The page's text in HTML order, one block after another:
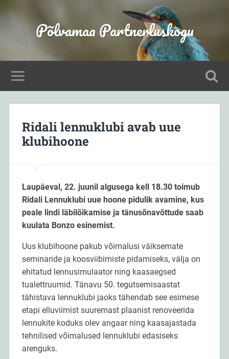
Põlvamaa Partnerluskogu
Ridali lennuklubi avab uue
klubihoone
Laupäeval, 22. juunil algusega kell 18.30 toimub
Ridali Lennuklubi uue hoone pidulik avamine, kus
peale lindi läbilõikamise ja tänusõnavõttude saab
kuulata Bonzo esinemist.
Uus klubihoone pakub võimalusi väiksemate
seminaride ja koosviibimiste pidamiseks, välja on
ehitatud lennusimulaator ning kaasaegsed
tualettruumid. Tänavu 50. tegutsemisaastat
tähistava lennuklubi jaoks tähendab see esimese
etapi elluviimist suuremast plaanist renoveerida
lennukite koduks olev angaar ning kaasajastada
tehnilised võimalused lennuklubi edasiseks
arenguks.